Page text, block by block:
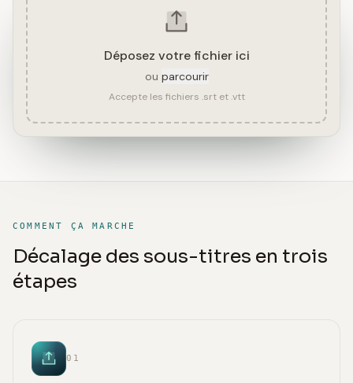
Déposez votre fichier ici
ou parcourir
Accepte les fichiers .srt et .vtt
COMMENT ÇA MARCHE
Décalage des sous-titres en trois
étapes
01